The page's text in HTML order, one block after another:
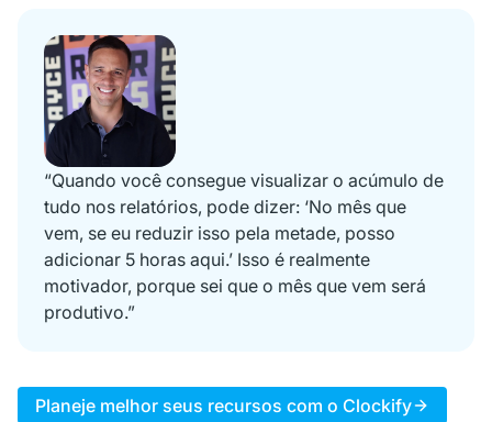
“Quando você consegue visualizar o acúmulo de
tudo nos relatórios, pode dizer: ‘No mês que
vem, se eu reduzir isso pela metade, posso
adicionar 5 horas aqui.’ Isso é realmente
motivador, porque sei que o mês que vem será
produtivo.”
Planeje melhor seus recursos com o Clockify